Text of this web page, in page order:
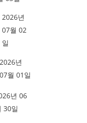
2026년
07월 02
일
2026년
07월 01일
년 06
30일